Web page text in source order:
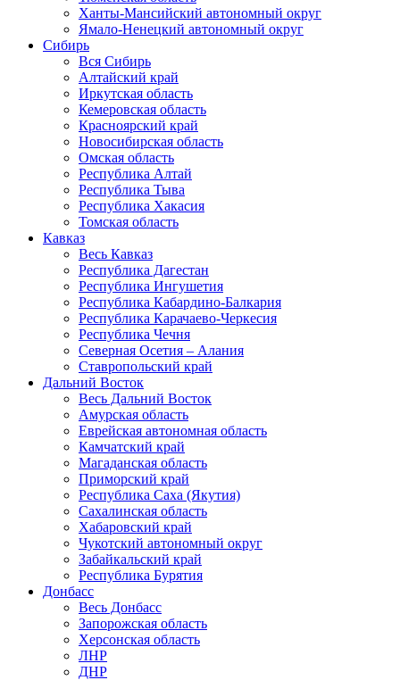
Ханты-Мансийский автономный округ
Ямало-Ненецкий автономный округ
Сибирь
Вся Сибирь
Алтайский край
Иркутская область
Кемеровская область
Красноярский край
Новосибирская область
Омская область
Республика Алтай
Республика Тыва
Республика Хакасия
Томская область
Кавказ
Весь Кавказ
Республика Дагестан
Республика Ингушетия
Республика Кабардино-Балкария
Республика Карачаево-Черкесия
Республика Чечня
Северная Осетия – Алания
Ставропольский край
Дальний Восток
Весь Дальний Восток
Амурская область
Еврейская автономная область
Камчатский край
Магаданская область
Приморский край
Республика Саха (Якутия)
Сахалинская область
Хабаровский край
Чукотский автономный округ
Забайкальский край
Республика Бурятия
Донбасс
Весь Донбасс
Запорожская область
Херсонская область
ЛНР
ДНР